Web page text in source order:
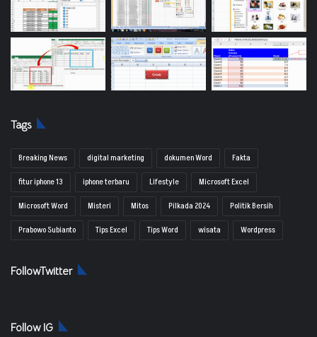
Tags
Breaking News digital marketing dokumen Word
Fakta
fitur iphone 13
iphone terbaru Lifestyle
Microsoft Excel
Microsoft Word
Misteri Mitos Pilkada 2024
Politik Bersih
Prabowo Subianto
Tips Excel Tips Word wisata Wordpress
FollowTwitter
Follow IG